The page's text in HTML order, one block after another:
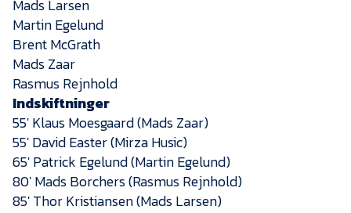
Mads Larsen
Martin Egelund
Brent McGrath
Mads Zaar
Rasmus Rejnhold
Indskiftninger
55′ Klaus Moesgaard (Mads Zaar)
55′ David Easter (Mirza Husic)
65′ Patrick Egelund (Martin Egelund)
80′ Mads Borchers (Rasmus Rejnhold)
85′ Thor Kristiansen (Mads Larsen)